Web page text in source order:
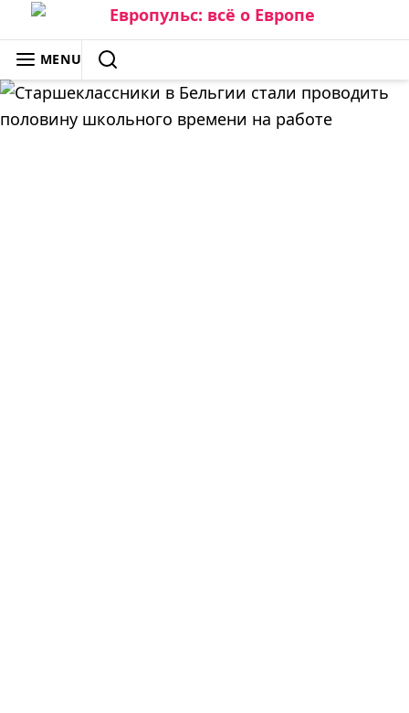
Skip
to
content
ЕВРОПУЛЬС: ВСЁ О ЕВРОПЕ
MENU
SEARCH